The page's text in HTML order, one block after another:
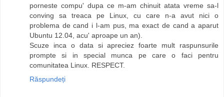
porneste compu' dupa ce m-am chinuit atata vreme sa-l
conving sa treaca pe Linux, cu care n-a avut nici o
problema de cand i l-am pus, ma exact de cand a aparut
Ubuntu 12.04, acu' aproape un an).
Scuze inca o data si apreciez foarte mult raspunsurile
prompte si in special munca pe care o faci pentru
comunitatea Linux. RESPECT.
Răspundeți